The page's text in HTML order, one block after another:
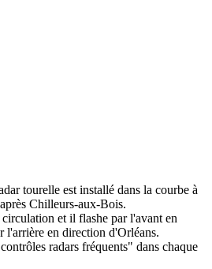
tourelle est installé dans la courbe à
Chilleurs-aux-Bois.
et il flashe par l'avant en
l'arrière en direction d'Orléans.
radars fréquents" dans chaque